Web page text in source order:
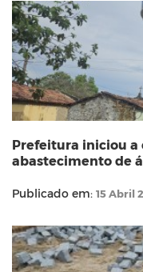
Prefeitura iniciou a
abastecimento de
Publicado em: 15 Abril